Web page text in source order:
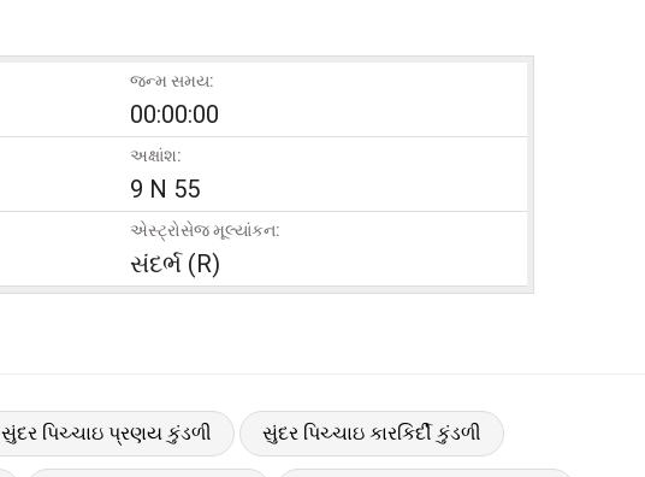
જન્મ સમય:
00:00:00
અક્ષાંશ:
9 N 55
એસ્ટ્રોસેજ મૂલ્યાંકન:
સંદર્ભ (R)
સુંદર પિચ્ચાઇ પ્રણય કુંડળી સુંદર પિચ્ચાઇ કારકિર્દી કુંડળી